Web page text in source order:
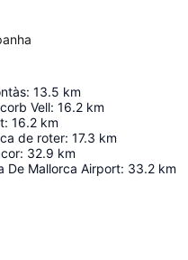
: 13.5 km
Vell: 16.2 km
: 16.2 km
de roter: 17.3 km
: 32.9 km
De Mallorca Airport: 33.2 km